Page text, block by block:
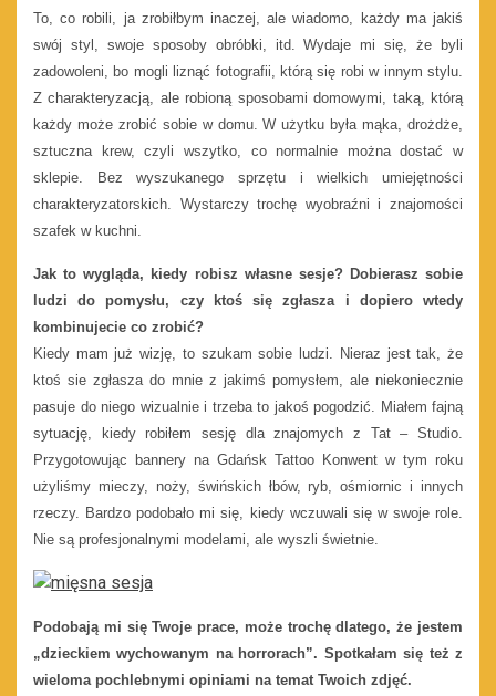
To, co robili, ja zrobiłbym inaczej, ale wiadomo, każdy ma jakiś
swój styl, swoje sposoby obróbki, itd. Wydaje mi się, że byli
zadowoleni, bo mogli liznąć fotografii, którą się robi w innym stylu.
Z charakteryzacją, ale robioną sposobami domowymi, taką, którą
każdy może zrobić sobie w domu. W użytku była mąka, drożdże,
sztuczna krew, czyli wszytko, co normalnie można dostać w
sklepie. Bez wyszukanego sprzętu i wielkich umiejętności
charakteryzatorskich. Wystarczy trochę wyobraźni i znajomości
szafek w kuchni.
Jak to wygląda, kiedy robisz własne sesje? Dobierasz sobie
ludzi do pomysłu, czy ktoś się zgłasza i dopiero wtedy
kombinujecie co zrobić?
Kiedy mam już wizję, to szukam sobie ludzi. Nieraz jest tak, że
ktoś sie zgłasza do mnie z jakimś pomysłem, ale niekoniecznie
pasuje do niego wizualnie i trzeba to jakoś pogodzić. Miałem fajną
sytuację, kiedy robiłem sesję dla znajomych z Tat – Studio.
Przygotowując bannery na Gdańsk Tattoo Konwent w tym roku
użyliśmy mieczy, noży, świńskich łbów, ryb, ośmiornic i innych
rzeczy. Bardzo podobało mi się, kiedy wczuwali się w swoje role.
Nie są profesjonalnymi modelami, ale wyszli świetnie.
Podobają mi się Twoje prace, może trochę dlatego, że jestem
„dzieckiem wychowanym na horrorach”. Spotkałam się też z
wieloma pochlebnymi opiniami na temat Twoich zdjęć.